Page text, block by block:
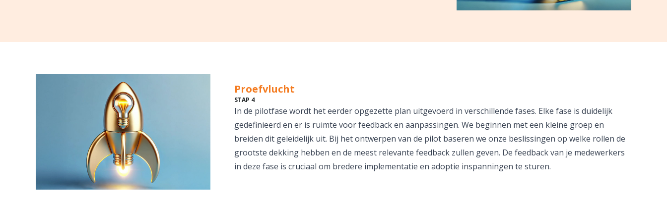
Proefvlucht
STAP 4
In de pilotfase wordt het eerder opgezette plan uitgevoerd in verschillende fases. Elke fase is duidelijk
gedefinieerd en er is ruimte voor feedback en aanpassingen. We beginnen met een kleine groep en
breiden dit geleidelijk uit. Bij het ontwerpen van de pilot baseren we onze beslissingen op welke rollen de
grootste dekking hebben en de meest relevante feedback zullen geven. De feedback van je medewerkers
in deze fase is cruciaal om bredere implementatie en adoptie inspanningen te sturen.